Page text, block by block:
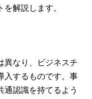
解説します。
異なり、ビジネスチ
入するものです。事
認識を持てるよう